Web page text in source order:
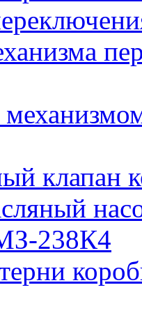
клапан
238К4